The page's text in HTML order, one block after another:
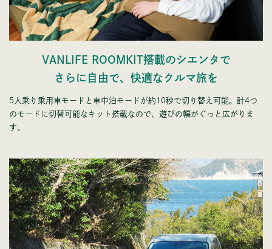
VANLIFE ROOMKIT搭載のシエンタで
さらに自由で、快適なクルマ旅を
5人乗り乗用車モードと車中泊モードが約10秒で切り替え可能。計4つ
のモードに切替可能なキット搭載なので、遊びの幅がぐっと広がりま
す。